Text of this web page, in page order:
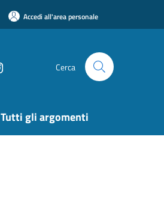
Accedi all'area personale
Cerca
Tutti gli argomenti